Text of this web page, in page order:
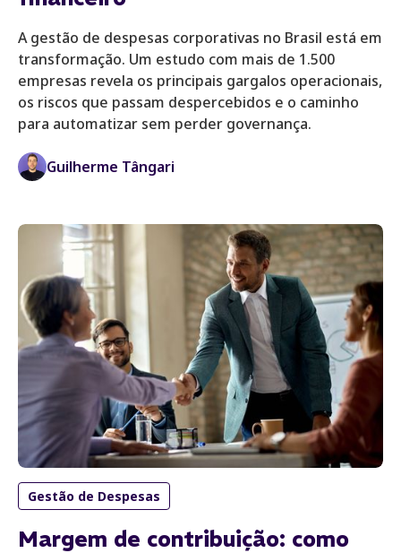
A gestão de despesas corporativas no Brasil está em
transformação. Um estudo com mais de 1.500
empresas revela os principais gargalos operacionais,
os riscos que passam despercebidos e o caminho
para automatizar sem perder governança.
Guilherme Tângari
Gestão de Despesas
Margem de contribuição: como